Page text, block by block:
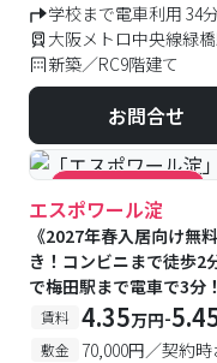
学校まで電車利用 34
大阪メトロ中央線緑
新築／RC9階建て
お問合せ
#キャンペーン実施中
エスポワール淀
《2027年春入居向け無
き！コンビニまで徒歩2
で梅田駅まで電車で3分！
賃料 4.35万円-
敷金 70,000円／契約時